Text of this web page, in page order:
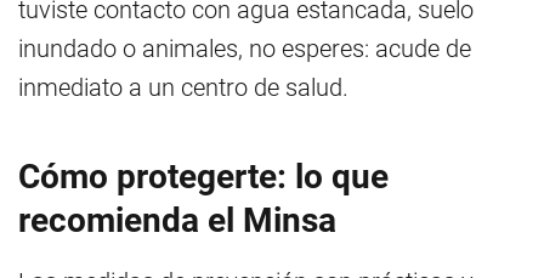
tuviste contacto con agua estancada, suelo
inundado o animales, no esperes: acude de
inmediato a un centro de salud.
Cómo protegerte: lo que
recomienda el Minsa